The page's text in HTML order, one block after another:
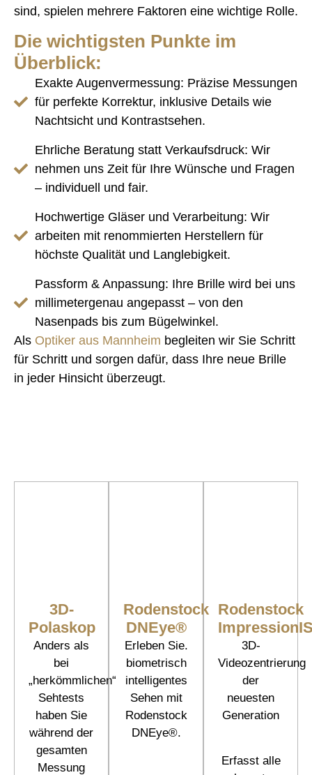
sind, spielen mehrere Faktoren eine wichtige Rolle.
Die wichtigsten Punkte im
Überblick:
Exakte Augenvermessung: Präzise Messungen
für perfekte Korrektur, inklusive Details wie
Nachtsicht und Kontrastsehen.
Ehrliche Beratung statt Verkaufsdruck: Wir
nehmen uns Zeit für Ihre Wünsche und Fragen
– individuell und fair.
Hochwertige Gläser und Verarbeitung: Wir
arbeiten mit renommierten Herstellern für
höchste Qualität und Langlebigkeit.
Passform & Anpassung: Ihre Brille wird bei uns
millimetergenau angepasst – von den
Nasenpads bis zum Bügelwinkel.
Als Optiker aus Mannheim begleiten wir Sie Schritt
für Schritt und sorgen dafür, dass Ihre neue Brille
in jeder Hinsicht überzeugt.
3D-
Polaskop
Anders als
bei
„herkömmlichen“
Sehtests
haben Sie
während der
gesamten
Messung
Rodenstock
DNEye®
Erleben Sie.
biometrisch
intelligentes
Sehen mit
Rodenstock
DNEye®.
Rodenstock
3D-
Videozentrierung
der
neuesten
Generation
Erfasst alle